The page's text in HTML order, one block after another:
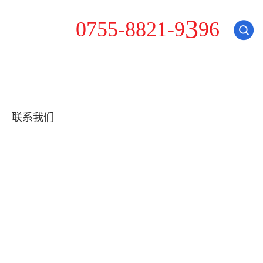
0755-8821-9396
联系我们